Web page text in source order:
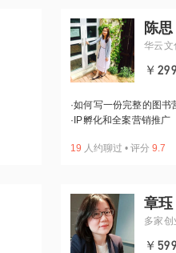
陈思
华云文
￥299
·如何写一份完整的图书
· IP孵化和全案营销推广
19 人约聊过 • 评分 9.7
章珏
多家创
￥599